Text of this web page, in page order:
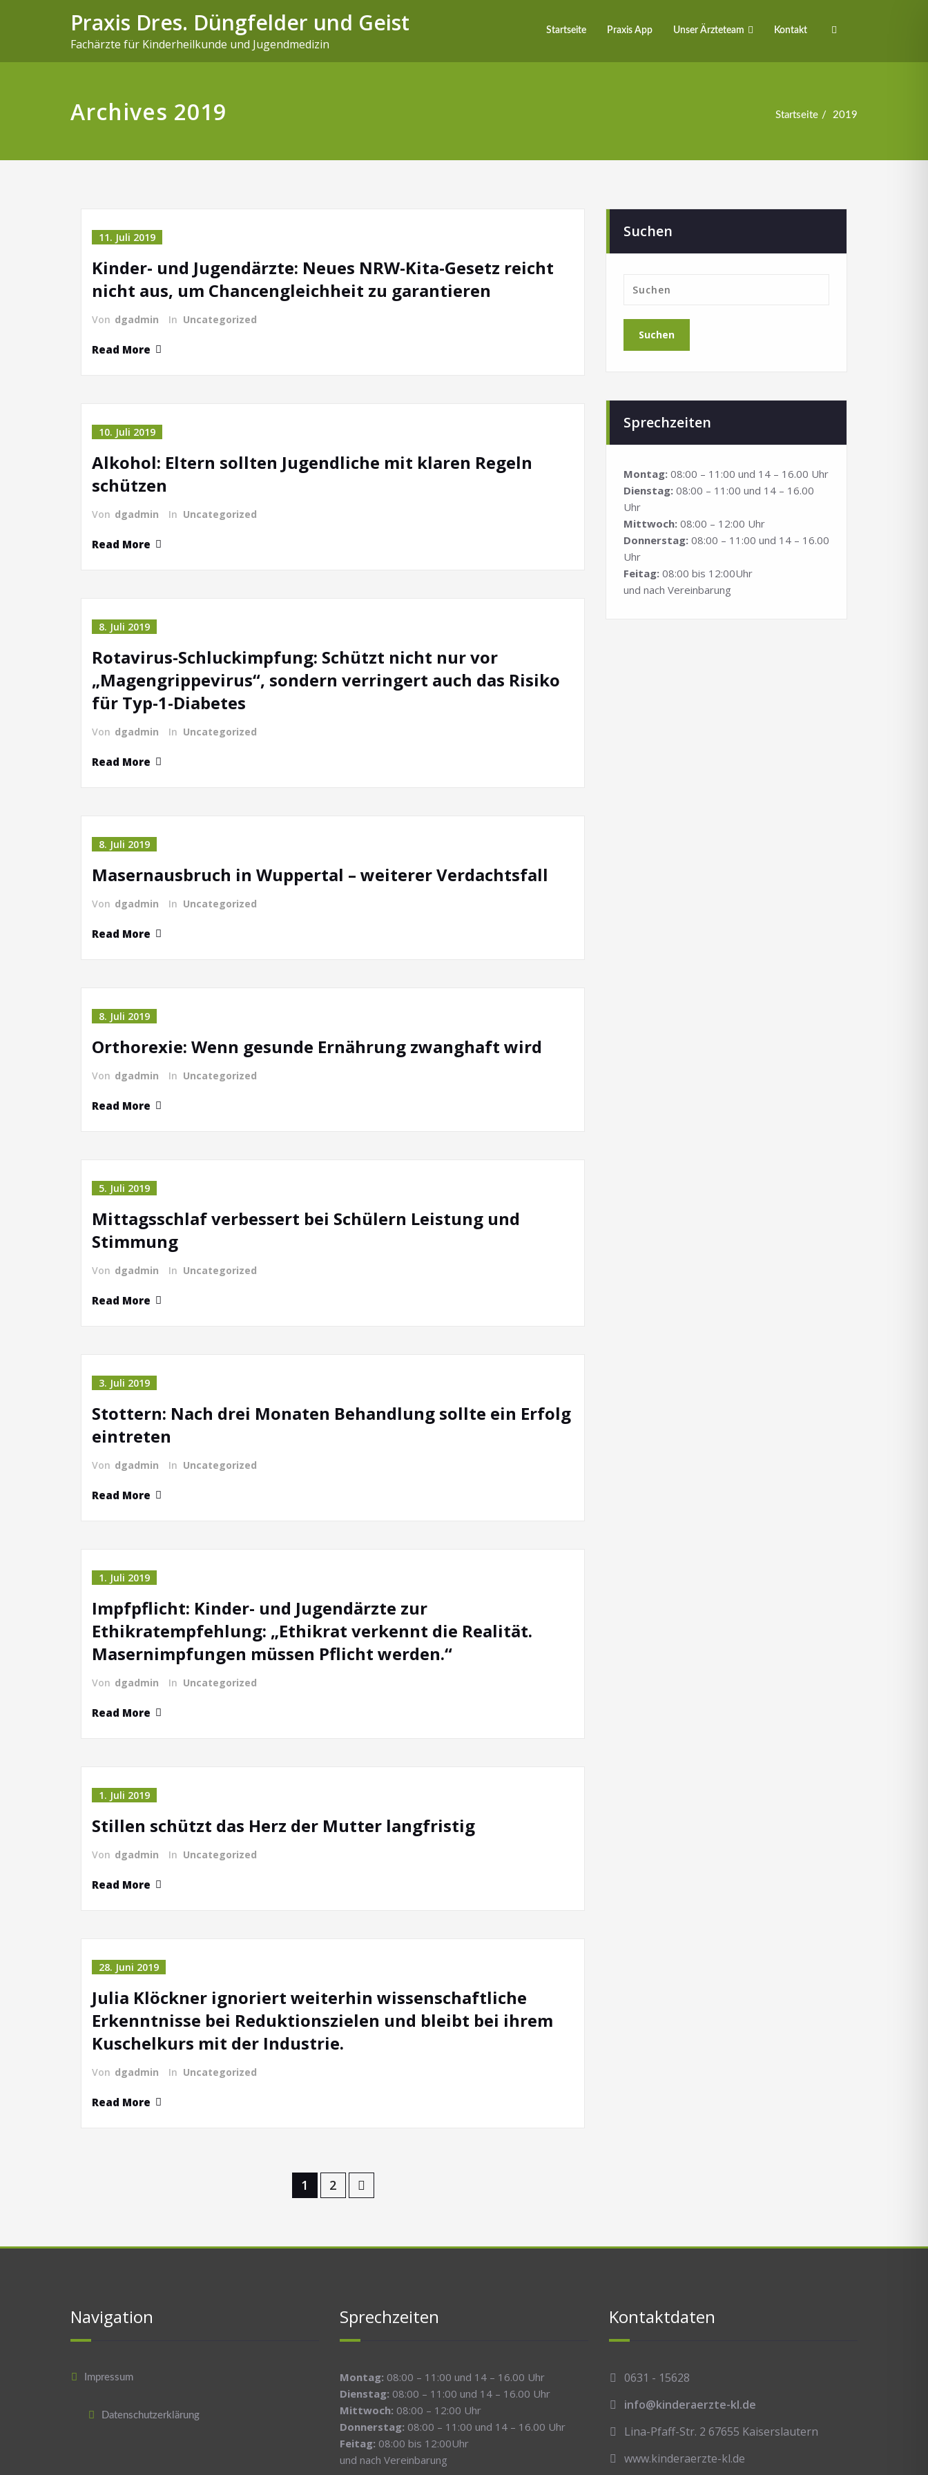
Praxis Dres. Düngfelder und Geist
Fachärzte für Kinderheilkunde und Jugendmedizin
Startseite Praxis App Unser Ärzteteam Kontakt
Archives 2019 Startseite 2019
11. Juli 2019
Kinder- und Jugendärzte: Neues NRW-Kita-Gesetz reicht
nicht aus, um Chancengleichheit zu garantieren
Von dgadmin In Uncategorized
Read More
10. Juli 2019
Alkohol: Eltern sollten Jugendliche mit klaren Regeln
schützen
Von dgadmin In Uncategorized
Read More
8. Juli 2019
Rotavirus-Schluckimpfung: Schützt nicht nur vor
„Magengrippevirus“, sondern verringert auch das Risiko
für Typ-1-Diabetes
Von dgadmin In Uncategorized
Read More
8. Juli 2019
Masernausbruch in Wuppertal – weiterer Verdachtsfall
Von dgadmin In Uncategorized
Read More
8. Juli 2019
Orthorexie: Wenn gesunde Ernährung zwanghaft wird
Von dgadmin In Uncategorized
Read More
5. Juli 2019
Mittagsschlaf verbessert bei Schülern Leistung und
Stimmung
Von dgadmin In Uncategorized
Read More
3. Juli 2019
Stottern: Nach drei Monaten Behandlung sollte ein Erfolg
eintreten
Von dgadmin In Uncategorized
Read More
1. Juli 2019
Impfpflicht: Kinder- und Jugendärzte zur
Ethikratempfehlung: „Ethikrat verkennt die Realität.
Masernimpfungen müssen Pflicht werden.“
Von dgadmin In Uncategorized
Read More
1. Juli 2019
Stillen schützt das Herz der Mutter langfristig
Von dgadmin In Uncategorized
Read More
28. Juni 2019
Julia Klöckner ignoriert weiterhin wissenschaftliche
Erkenntnisse bei Reduktionszielen und bleibt bei ihrem
Kuschelkurs mit der Industrie.
Von dgadmin In Uncategorized
Read More
1 2
Suchen
Suchen
Sprechzeiten
Montag: 08:00 – 11:00 und 14 – 16.00 Uhr
Dienstag: 08:00 – 11:00 und 14 – 16.00
Uhr
Mittwoch: 08:00 – 12:00 Uhr
Donnerstag: 08:00 – 11:00 und 14 – 16.00
Uhr
Feitag: 08:00 bis 12:00Uhr
und nach Vereinbarung
Navigation
Impressum
Datenschutzerklärung
Sprechzeiten
Montag: 08:00 – 11:00 und 14 – 16.00 Uhr
Dienstag: 08:00 – 11:00 und 14 – 16.00 Uhr
Mittwoch: 08:00 – 12:00 Uhr
Donnerstag: 08:00 – 11:00 und 14 – 16.00 Uhr
Feitag: 08:00 bis 12:00Uhr
und nach Vereinbarung
Kontaktdaten
0631 - 15628
info@kinderaerzte-kl.de
Lina-Pfaff-Str. 2 67655 Kaiserslautern
www.kinderaerzte-kl.de